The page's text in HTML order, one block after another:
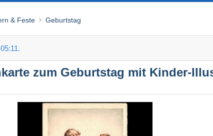
& Feste Geburtstag
zum Geburtstag mit Kinder-